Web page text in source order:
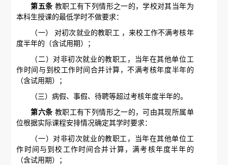
第五条 教职工有下列情形之一的，学校对其当年为
本科生授课的最低学时不做要求：
（一） 对初次就业的教职工 ，来校工作不满考核年
度半年的（含试用期）；
（二）对非初次就业的教职工，当年在其他单位工
作时间与到校工作时间合并计算，不满考核年度半年的
（含试用期）；
（三）病假、事假、待聘等超过考核年度半年的。
第六条 教职工有下列情形之一的，可由其现所属单
位根据实际课程安排情况确定其学时要求：
（一）对非初次就业的教职工，当年在其他单位工
作时间与到校工作时间合并计算，满考核年度半年的
（含试用期）；